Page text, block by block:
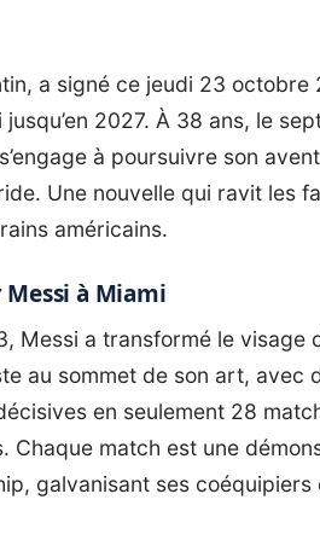
a signé ce jeudi 23 octobre
2027. À 38 ans, le
à poursuivre son
Une nouvelle qui ravit les
américains.
à Miami
Messi a transformé le visage
au sommet de son art, avec
en seulement 28
Chaque match est une
galvanisant ses